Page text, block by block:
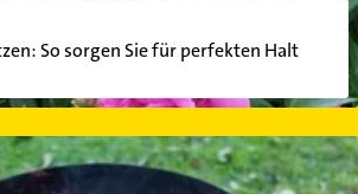
So sorgen Sie für perfekten Halt
Hände, Räucherfisch und Würstchen